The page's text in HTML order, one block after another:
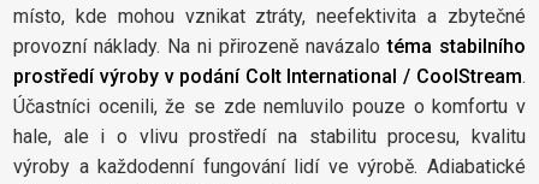
místo, kde mohou vznikat ztráty, neefektivita a zbytečné
provozní náklady. Na ni přirozeně navázalotéma stabilního
prostředí výroby v podání Colt International / CoolStream.
Účastníci ocenili, že se zde nemluvilo pouze o komfortu v
hale, ale i o vlivu prostředí na stabilitu procesu, kvalitu
výroby a každodenní fungování lidí ve výrobě. Adiabatické